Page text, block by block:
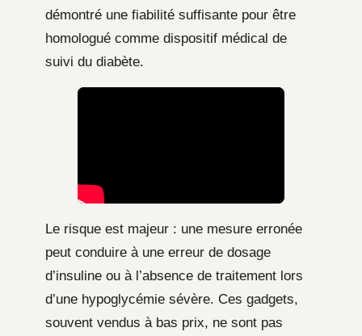
démontré une fiabilité suffisante pour être
homologué comme dispositif médical de
suivi du diabète.
Le risque est majeur : une mesure erronée
peut conduire à une erreur de dosage
d’insuline ou à l’absence de traitement lors
d’une hypoglycémie sévère. Ces gadgets,
souvent vendus à bas prix, ne sont pas